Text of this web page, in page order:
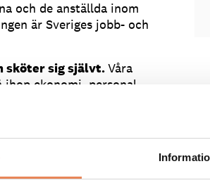
och de anställda inom
är Sveriges jobb- och
sköter sig självt.Våra
ekonomi, personal,
som ska passa ihop för att
måste ha rätt
i sin egen motor. Varje ny
Varje fördyrning
steg måste utredas. Det som
får motorn att hacka.